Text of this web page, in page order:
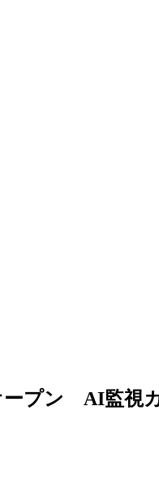
プン AI監視